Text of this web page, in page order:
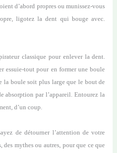
d’abord propres ou munissez-vous
ligotez la dent qui bouge avec.
classique pour enlever la dent.
essuie-tout pour en former une boule
la boule soit plus large que le bout de
absorption par l’appareil. Entourez la
d’un coup.
de détourner l’attention de votre
mythes ou autres, pour que ce que